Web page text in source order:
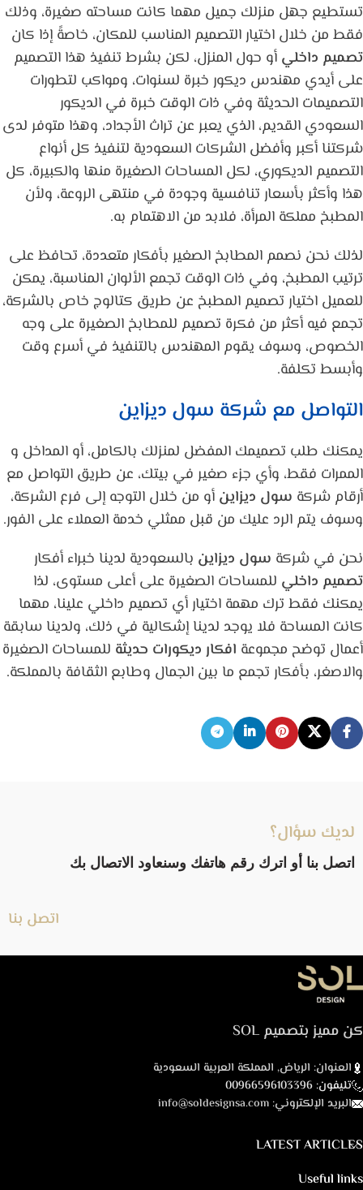
تستطيع جهل منزلك جميل مهما كانت مساحته صغيرة، وذلك
فقط من خلال اختيار التصميم المناسب للمكان، خاصةً إذا كان
تصميم داخلي أو حول المنزل، لكن بشرط تنفيذ هذا التصميم
على أيدي مهندس ديكور خبرة لسنوات، ومواكب لتطورات
التصميمات الحديثة وفي ذات الوقت خبرة في الديكور
السعودي القديم، الذي يعبر عن تراث الأجداد، وهذا متوفر لدى
شركتنا أكبر وأفضل الشركات السعودية لتنفيذ كل أنواع
التصميم الديكوري، لكل المساحات الصغيرة منها والكبيرة، كل
هذا وأكثر بأسعار تنافسية وجودة في منتهى الروعة، ولأن
المطبخ مملكة المرأة، فلابد من الاهتمام به.
لذلك نحن نصمم المطابخ الصغير بأفكار متعددة، تحافظ على
ترتيب المطبخ، وفي ذات الوقت تجمع الألوان المناسبة، يمكن
للعميل اختيار تصميم المطبخ عن طريق كتالوج خاص بالشركة،
تجمع فيه أكثر من فكرة تصميم للمطابخ الصغيرة على وجه
الخصوص، وسوف يقوم المهندس بالتنفيذ في أسرع وقت
وأبسط تكلفة.
التواصل مع شركة سول ديزاين
يمكنك طلب تصميمك المفضل لمنزلك بالكامل، أو المداخل و
الممرات فقط، وأي جزء صغير في بيتك، عن طريق التواصل مع
أرقام شركة سول ديزاين أو من خلال التوجه إلى فرع الشركة،
وسوف يتم الرد عليك من قبل ممثلي خدمة العملاء على الفور.
نحن في شركة سول ديزاين بالسعودية لدينا خبراء أفكار
تصميم داخلي للمساحات الصغيرة على أعلى مستوى، لذا
يمكنك فقط ترك مهمة اختيار أي تصميم داخلي علينا، مهما
كانت المساحة فلا يوجد لدينا إشكالية في ذلك، ولدينا سابقة
أعمال توضح مجموعة افكار ديكورات حديثة للمساحات الصغيرة
والاصغر، بأفكار تجمع ما بين الجمال وطابع الثقافة بالمملكة.
لديك سؤال؟
اتصل بنا أو اترك رقم هاتفك وسنعاود الاتصال بك
اتصل بنا
كن مميز بتصميم SOL
العنوان: الرياض, المملكة العربية السعودية
تليفون: 00966596103396
البريد الإلكتروني: info@soldesignsa.com
LATEST ARTICLES
Useful links